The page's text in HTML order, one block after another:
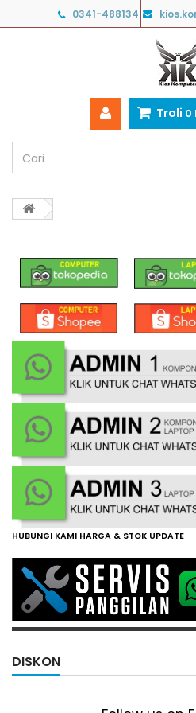
0341-488134
Troli 0
HUBUNGI KAMI HARGA & STOK
DISKON